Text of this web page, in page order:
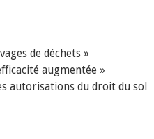
de déchets »
augmentée »
autorisations du droit du sol